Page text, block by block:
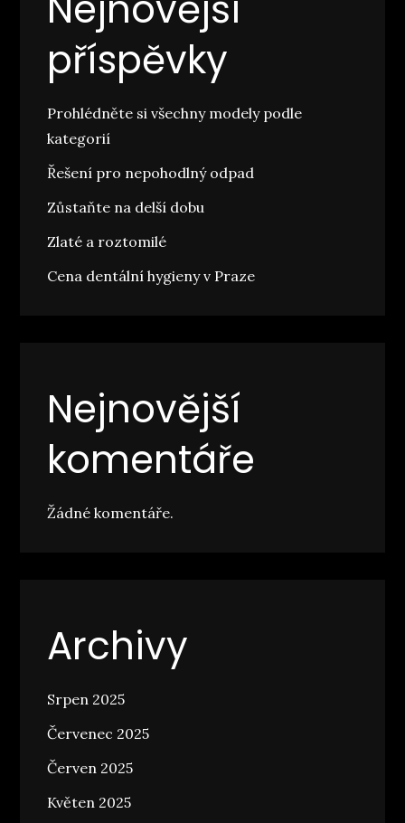
příspěvky
Prohlédněte si všechny modely podle
kategorií
Řešení pro nepohodlný odpad
Zůstaňte na delší dobu
Zlaté a roztomilé
Cena dentální hygieny v Praze
Nejnovější
komentáře
Žádné komentáře.
Archivy
Srpen 2025
Červenec 2025
Červen 2025
Květen 2025